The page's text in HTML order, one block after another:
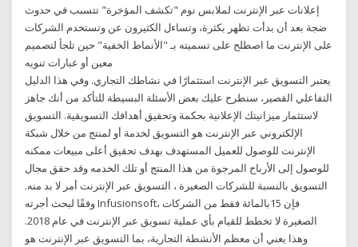
إعلانات عبر الإنترنت لملابس نوم "تكشف المؤخرة" تتسبب في حدوث
ضجة بعد أن بدأت تظهر بكثرة، وتساءل الكثيرون عن وتستخدم الشركات
على الإنترنت ما اصطلح على تسميته بـ "الأنماط الخفية" حين تلجأ لتصميم
معين أو عبارات تنويه
يعتبر التسويق عبر الإنترنت استثمارًا في نشاطك التجاري. وفي هذا الدليل
التفاعلي القصير، سنطرح عليك بعض الأسئلة البسيطة للتأكد من أنك جاهز
لاستثمار ميزانيتك الإعلانية بحكمة وتحقيق أهدافك التسويقية. التسويق
الإلكتروني عبر الإنترنت هو التسويق لخدمة أو لمنتج من خلال شبكة
الإنترنت للوصول للعميل المستهدف بهدف تحقيق أعلى مبيعات ممكنه
للوصول إلى الأرباح المرجوة من هذا المنتج أو تلك الخدمه وقد حقق مجال
التسويق بالنسبة للشركات الصغيرة ، التسويق عبر الإنترنت أمر لا بد منه.
وفقًا لبحث أجرته Infusionsoft، فإن 15بالمائة فقط من الشركات
الصغيرة لا تخطط للقيام بأي عملية تسويق عبر الإنترنت في عام 2018.
وهذا يعني أن معظم الأنشطة التجارية، بما التسويق عبر الإنترنت هو